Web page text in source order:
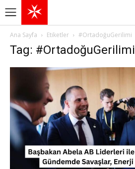
Ana Sayfa Etiketler #OrtadoğuGerilimi
Tag: #OrtadoğuGerilimi